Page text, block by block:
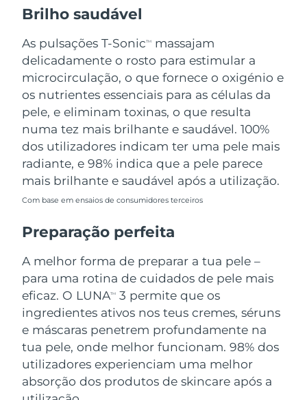
Brilho saudável
As pulsações T-SonicTM
massajam
delicadamente o rosto para estimular a
microcirculação, o que fornece o oxigénio e
os nutrientes essenciais para as células da
pele, e eliminam toxinas, o que resulta
numa tez mais brilhante e saudável. 100%
dos utilizadores indicam ter uma pele mais
radiante, e 98% indica que a pele parece
mais brilhante e saudável após a utilização.
Com base em ensaios de consumidores terceiros
Preparação perfeita
A melhor forma de preparar a tua pele –
para uma rotina de cuidados de pele mais
eficaz. O LUNATM
3 permite que os
ingredientes ativos nos teus cremes, séruns
e máscaras penetrem profundamente na
tua pele, onde melhor funcionam. 98% dos
utilizadores experienciam uma melhor
absorção dos produtos de skincare após a